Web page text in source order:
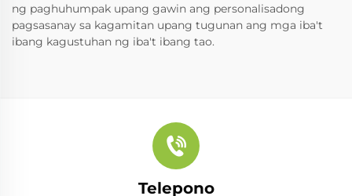
ng paghuhumpak upang gawin ang personalisadong
pagsasanay sa kagamitan upang tugunan ang mga iba't
ibang kagustuhan ng iba't ibang tao.
Telepono